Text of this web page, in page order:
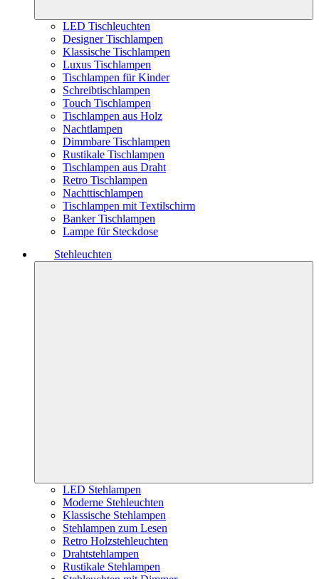
LED Tischleuchten
Designer Tischlampen
Klassische Tischlampen
Luxus Tischlampen
Tischlampen für Kinder
Schreibtischlampen
Touch Tischlampen
Tischlampen aus Holz
Nachtlampen
Dimmbare Tischlampen
Rustikale Tischlampen
Tischlampen aus Draht
Retro Tischlampen
Nachttischlampen
Tischlampen mit Textilschirm
Banker Tischlampen
Lampe für Steckdose
Stehleuchten
LED Stehlampen
Moderne Stehleuchten
Klassische Stehlampen
Stehlampen zum Lesen
Retro Holzstehleuchten
Drahtstehlampen
Rustikale Stehlampen